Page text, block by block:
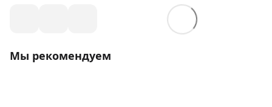
Мы рекомендуем